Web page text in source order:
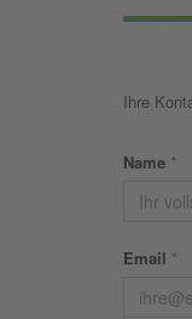
Ihre
Name *
Email *